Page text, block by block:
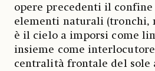
opere precedenti il
elementi naturali (tronchi,
è il cielo a imporsi come
insieme come
centralità frontale del sole